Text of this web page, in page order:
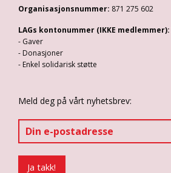
Organisasjonsnummer: 871 275 602
LAGs kontonummer (IKKE medlemmer):
- Gaver
- Donasjoner
- Enkel solidarisk støtte
Meld deg på vårt nyhetsbrev: